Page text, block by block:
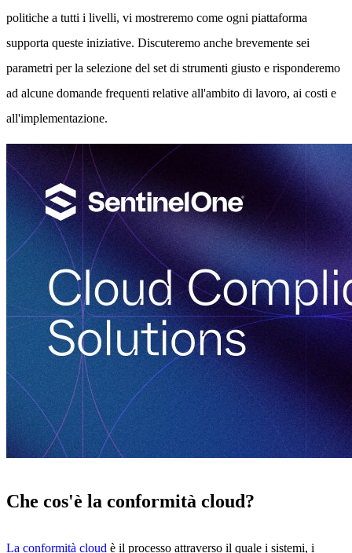
politiche a tutti i livelli, vi mostreremo come ogni piattaforma
supporta queste iniziative. Discuteremo anche brevemente sei
parametri per la selezione del set di strumenti giusto e risponderemo
ad alcune domande frequenti relative all'ambito di lavoro, ai costi e
all'implementazione.
Che cos'è la conformità cloud?
La conformità cloud è il processo attraverso il quale i sistemi, i